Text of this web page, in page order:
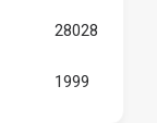
28028
1999